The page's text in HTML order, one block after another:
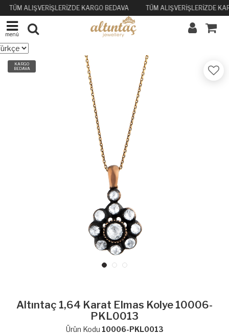
TÜM ALIŞVERİŞLERİZDE KARGO BEDAVA TÜM ALIŞVERİŞLERİZDE
menü
KARGO
BEDAVA
Altıntaç 1,64 Karat Elmas Kolye 10006-
PKL0013
Ürün Kodu 10006-PKL0013